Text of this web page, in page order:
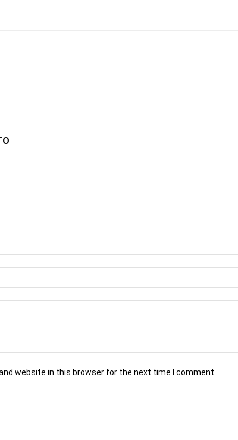
website in this browser for the next time I comment.